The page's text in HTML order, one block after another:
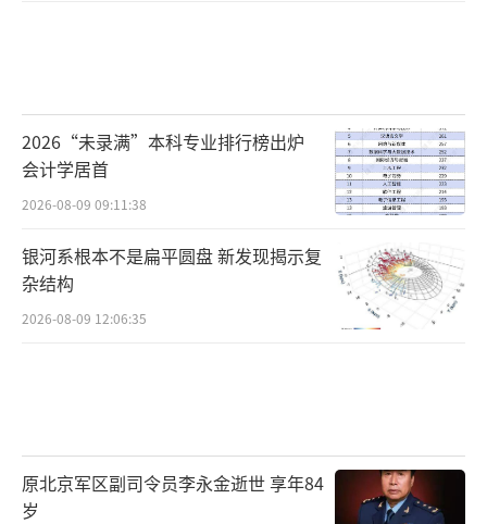
2026“未录满”本科专业排行榜出炉
会计学居首
2026-08-09 09:11:38
银河系根本不是扁平圆盘 新发现揭示复
杂结构
2026-08-09 12:06:35
原北京军区副司令员李永金逝世 享年84
岁